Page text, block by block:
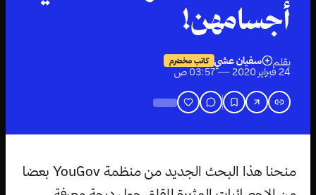
أجسامهن!
بقلم سفيان عشي كاتب مخضرم
24 فبراير 2020 — 03:57 ص
منحنا هذا البحث الجديد من منظمة YouGov بعضا